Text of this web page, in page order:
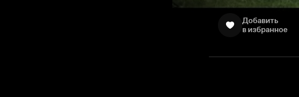
Добавить
в избранное